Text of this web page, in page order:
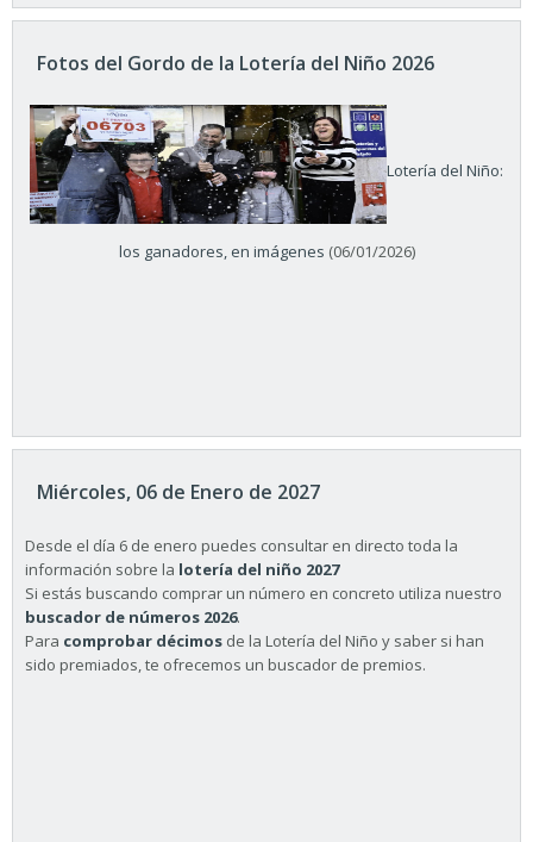
Fotos del Gordo de la Lotería del Niño 2026
Lotería del Niño:
los ganadores, en imágenes (06/01/2026)
Miércoles, 06 de Enero de 2027
Desde el día 6 de enero puedes consultar en directo toda la
información sobre la lotería del niño 2027
Si estás buscando comprar un número en concreto utiliza nuestro
buscador de números 2026.
Para comprobar décimos de la Lotería del Niño y saber si han
sido premiados, te ofrecemos un buscador de premios.